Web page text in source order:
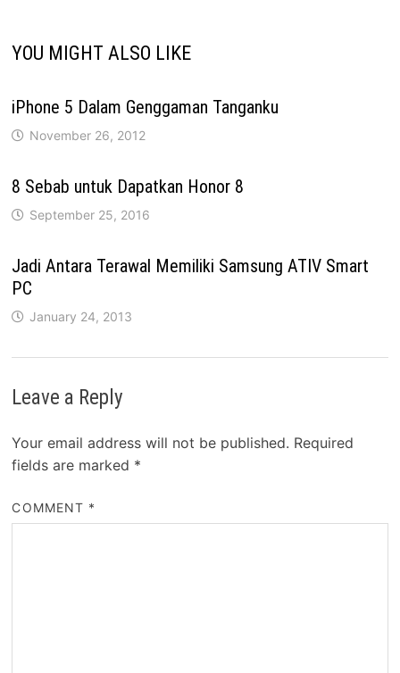
YOU MIGHT ALSO LIKE
iPhone 5 Dalam Genggaman Tanganku
November 26, 2012
8 Sebab untuk Dapatkan Honor 8
September 25, 2016
Jadi Antara Terawal Memiliki Samsung ATIV Smart
PC
January 24, 2013
Leave a Reply
Your email address will not be published. Required
fields are marked *
COMMENT *